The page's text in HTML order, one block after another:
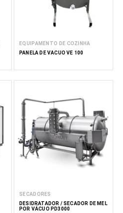
EQUIPAMENTO DE COZINHA
PANELA DE VÁCUO VE 100
SECADORES
DESIDRATADOR / SECADOR DE MEL
POR VÁCUO PD3000